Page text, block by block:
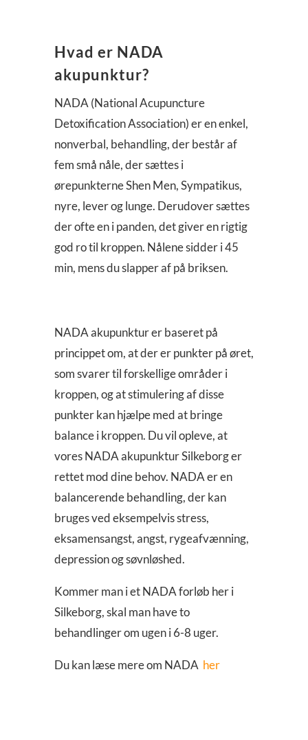
Hvad er NADA
akupunktur?
NADA (National Acupuncture
Detoxification Association) er en enkel,
nonverbal, behandling, der består af
fem små nåle, der sættes i
ørepunkterne Shen Men,Sympatikus,
nyre, lever og lunge. Derudover sættes
der ofte en i panden, det giver en rigtig
god ro til kroppen. Nålene sidder i 45
min, mens du slapper afpå briksen.
NADA akupunktur er baseret på
princippet om, at der er punkter på øret,
som svarer til forskellige områder i
kroppen, og at stimulering af disse
punkter kan hjælpe med at bringe
balance i kroppen. Du vil opleve, at
vores NADA akupunktur Silkeborg er
rettet mod dine behov. NADA er en
balancerende behandling, der kan
bruges ved eksempelvis stress,
eksamensangst, angst, rygeafvænning,
depression og søvnløshed.
Kommer man i et NADA forløb her i
Silkeborg, skal man have to
behandlinger om ugen i 6-8 uger.
Du kan læse mere om NADA her